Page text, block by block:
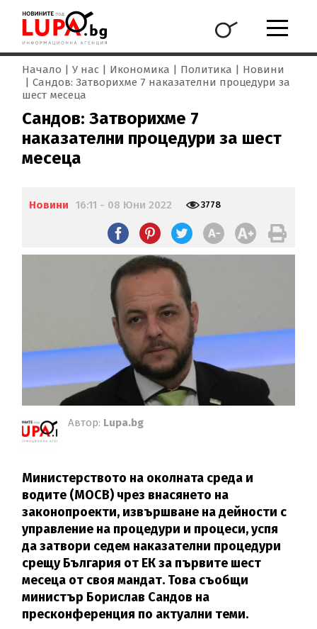
Начало У нас Икономика Политика
Новини
Сандов: Затворихме 7 наказателни процедури за
шест месеца
Сандов: Затворихме 7
наказателни процедури за шест
месеца
Новини 16:11 - 08 Юни 2022 3778
Автор: Lupa.bg
Министерството на околната среда и
водите (МОСВ) чрез внасянето на
законопроекти, извършване на дeйности с
управление на процедури и процеси, успя
да затвори седем наказателни процедури
срещу България от ЕК за първите шест
месеца от своя мандат. Това съобщи
министър Борислав Сандов на
пресконференция по актуални теми.